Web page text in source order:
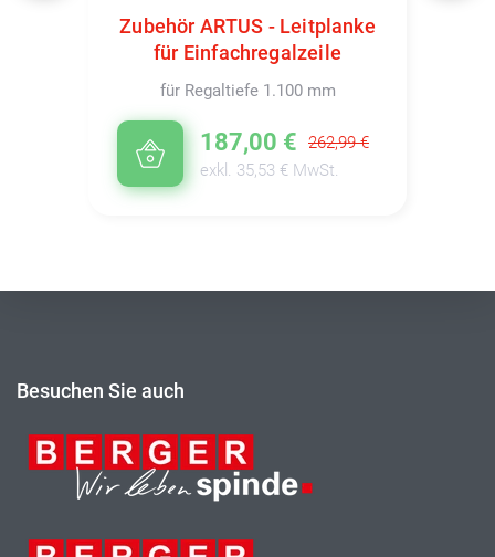
Zubehör ARTUS - Leitplanke
für Einfachregalzeile
für Regaltiefe 1.100 mm
187,00 €
262,99 €
exkl. 35,53 € MwSt.
Besuchen Sie auch